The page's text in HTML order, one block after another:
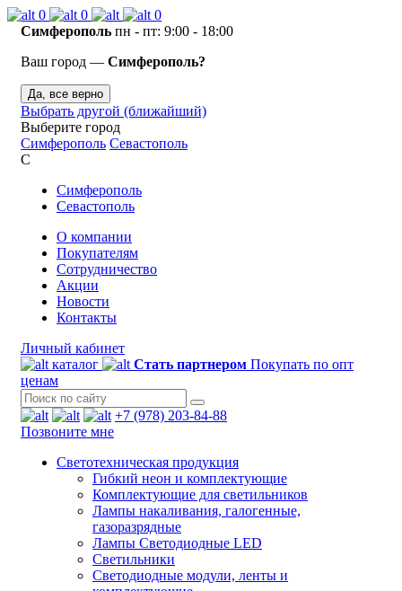
0 0
0
Симферополь пн - пт: 9:00 - 18:00
Ваш город — Симферополь?
Да, все верно
Выбрать другой (ближайший)
Выберите город
Симферополь Севастополь
С
Симферополь
Севастополь
О компании
Покупателям
Сотрудничество
Акции
Новости
Контакты
Личный кабинет
каталог
Стать партнером Покупать по опт
ценам
+7 (978) 203-84-88
Позвоните мне
Светотехническая продукция
Гибкий неон и комплектующие
Комплектующие для светильников
Лампы накаливания, галогенные,
газоразрядные
Лампы Светодиодные LED
Светильники
Светодиодные модули, ленты и